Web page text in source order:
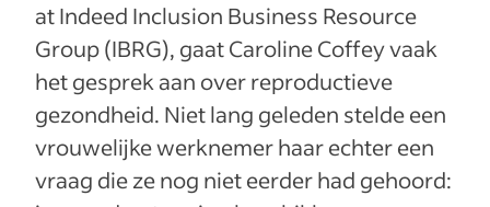
at Indeed Inclusion Business Resource
Group (IBRG), gaat Caroline Coffey vaak
het gesprek aan over reproductieve
gezondheid. Niet lang geleden stelde een
vrouwelijke werknemer haar echter een
vraag die ze nog niet eerder had gehoord: